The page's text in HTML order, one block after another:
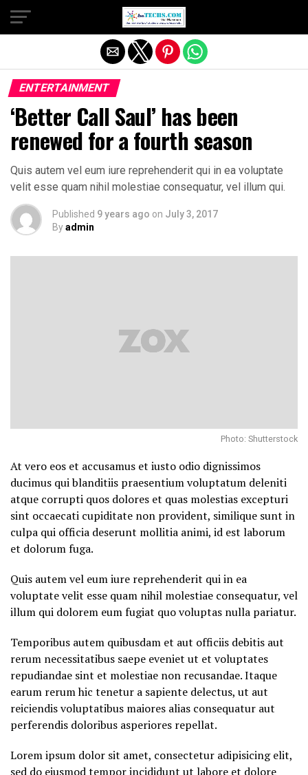
ENTERTAINMENT
‘Better Call Saul’ has been
renewed for a fourth season
Quis autem vel eum iure reprehenderit qui in ea voluptate
velit esse quam nihil molestiae consequatur, vel illum qui.
Published 9 years ago on July 3, 2017
Byadmin
Photo: Shutterstock
At vero eos et accusamus et iusto odio dignissimos
ducimus qui blanditiis praesentium voluptatum deleniti
atque corrupti quos dolores et quas molestias excepturi
sint occaecati cupiditate non provident, similique sunt in
culpa qui officia deserunt mollitia animi, id est laborum
et dolorum fuga.
Quis autem vel eum iure reprehenderit qui in ea
voluptate velit esse quam nihil molestiae consequatur, vel
illum qui dolorem eum fugiat quo voluptas nulla pariatur.
Temporibus autem quibusdam et aut officiis debitis aut
rerum necessitatibus saepe eveniet ut et voluptates
repudiandae sint et molestiae non recusandae. Itaque
earum rerum hic tenetur a sapiente delectus, ut aut
reiciendis voluptatibus maiores alias consequatur aut
perferendis doloribus asperiores repellat.
Lorem ipsum dolor sit amet, consectetur adipisicing elit,
sed do eiusmod tempor incididunt ut labore et dolore
Exit mobile version